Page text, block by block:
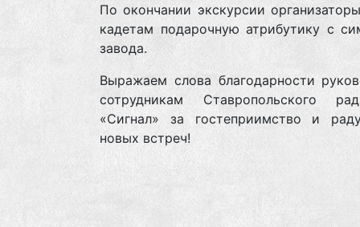
По окончании экскурсии
кадетам подарочную атрибутику с
завода.
Выражаем слова благодарности
сотрудникам Ставропольского
«Сигнал» за гостеприимство и
новых встреч!